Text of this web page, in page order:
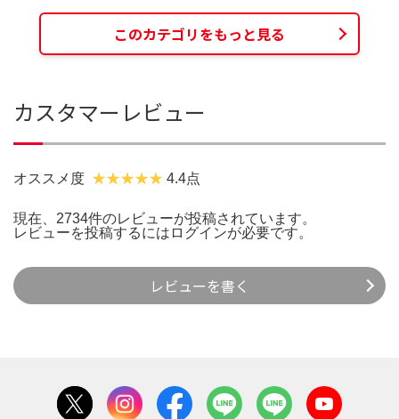
このカテゴリをもっと見る
カスタマーレビュー
オススメ度 4.4点
現在、2734件のレビューが投稿されています。
レビューを投稿するには ログインが必要です。
レビューを書く